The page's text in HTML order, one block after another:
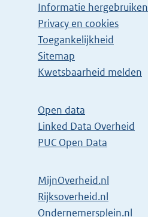
Informatie hergebruiken
Privacy en cookies
Toegankelijkheid
Sitemap
E
t
e
r
l
i
Kwetsbaarheid melden
Open data
Linked Data Overheid
PUC Open Data
MijnOverheid.nl
E
x
Rijksoverheid.nl
E
Ondernemersplein.nl